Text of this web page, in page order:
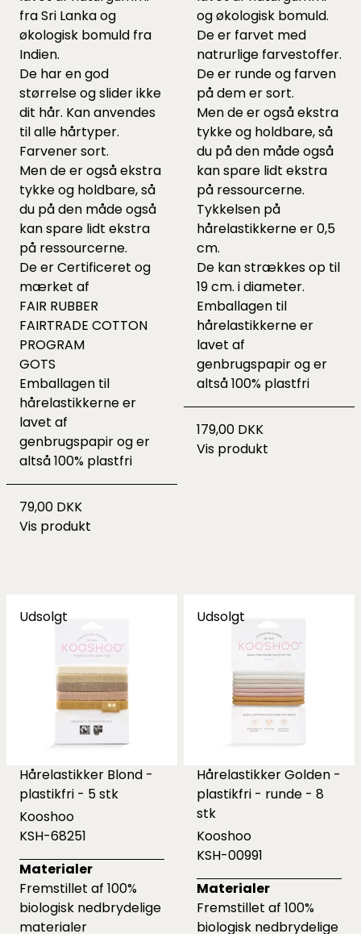
fra Sri Lanka og
økologisk bomuld fra
Indien.
De har en god
størrelse og slider ikke
dit hår. Kan anvendes
til alle hårtyper.
Farvener sort.
Men de er også ekstra
tykke og holdbare, så
du på den måde også
kan spare lidt ekstra
på ressourcerne.
De er Certificeret og
mærket af
FAIR RUBBER
FAIRTRADE COTTON
PROGRAM
GOTS
Emballagen til
hårelastikkerne er
lavet af
genbrugspapir og er
altså 100% plastfri
79,00 DKK
Vis produkt
og økologisk bomuld.
De er farvet med
natrurlige farvestoffer.
De er runde og farven
på dem er sort.
Men de er også ekstra
tykke og holdbare, så
du på den måde også
kan spare lidt ekstra
på ressourcerne.
Tykkelsen på
hårelastikkerne er 0,5
cm.
De kan strækkes op til
19 cm. i diameter.
Emballagen til
hårelastikkerne er
lavet af
genbrugspapir og er
altså 100% plastfri
179,00 DKK
Vis produkt
Udsolgt
Hårelastikker Blond -
plastikfri - 5 stk
Kooshoo
KSH-68251
Materialer
Fremstillet af 100%
biologisk nedbrydelige
materialer
Udsolgt
Hårelastikker Golden -
plastikfri - runde - 8
stk
Kooshoo
KSH-00991
Materialer
Fremstillet af 100%
biologisk nedbrydelige